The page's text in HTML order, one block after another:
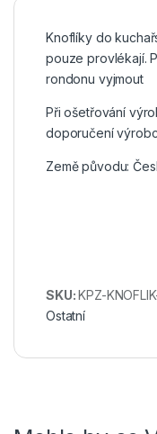
Knoflíky do
pouze provlékají.
rondonu vyjmout
Při ošetřování
doporučení
Země původu:
SKU:KPZ-
Ostatní